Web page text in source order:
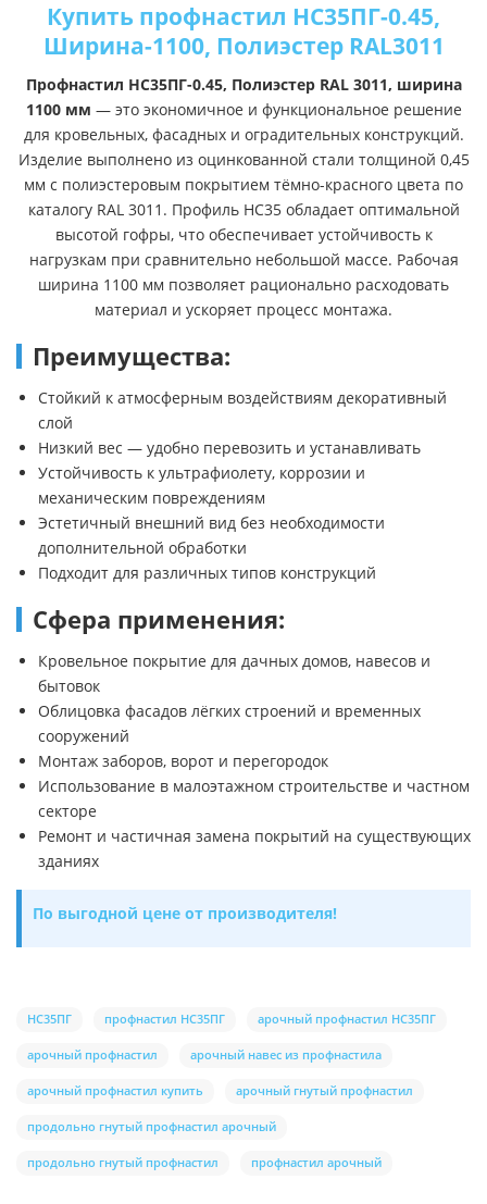
Купить профнастил НС35ПГ-0.45,
Ширина-1100, Полиэстер RAL3011
Профнастил НС35ПГ-0.45, Полиэстер RAL 3011, ширина
1100 мм — это экономичное и функциональное решение
для кровельных, фасадных и оградительных конструкций.
Изделие выполнено из оцинкованной стали толщиной 0,45
мм с полиэстеровым покрытием тёмно-красного цвета по
каталогу RAL 3011. Профиль НС35 обладает оптимальной
высотой гофры, что обеспечивает устойчивость к
нагрузкам при сравнительно небольшой массе. Рабочая
ширина 1100 мм позволяет рационально расходовать
материал и ускоряет процесс монтажа.
Преимущества:
Стойкий к атмосферным воздействиям декоративный
слой
Низкий вес — удобно перевозить и устанавливать
Устойчивость к ультрафиолету, коррозии и
механическим повреждениям
Эстетичный внешний вид без необходимости
дополнительной обработки
Подходит для различных типов конструкций
Сфера применения:
Кровельное покрытие для дачных домов, навесов и
бытовок
Облицовка фасадов лёгких строений и временных
сооружений
Монтаж заборов, ворот и перегородок
Использование в малоэтажном строительстве и частном
секторе
Ремонт и частичная замена покрытий на существующих
зданиях
По выгодной цене от производителя!
НС35ПГ профнастил НС35ПГ арочный профнастил НС35ПГ
арочный профнастил арочный навес из профнастила
арочный профнастил купить арочный гнутый профнастил
продольно гнутый профнастил арочный
продольно гнутый профнастил профнастил арочный